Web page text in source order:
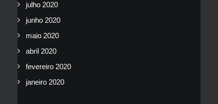
julho 2020
junho 2020
maio 2020
abril 2020
fevereiro 2020
janeiro 2020